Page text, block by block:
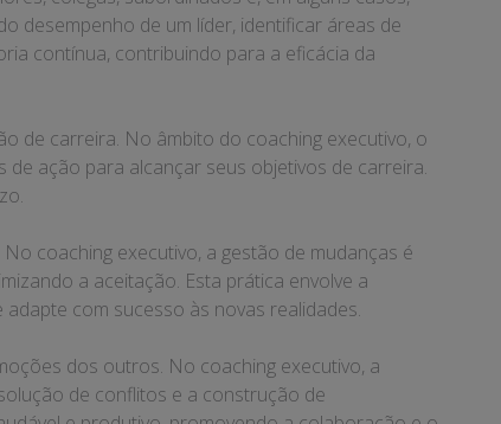
desempenho de um líder, identificar áreas de
contínua, contribuindo para a eficácia da
de carreira. No âmbito do coaching executivo, o
ação para alcançar seus objetivos de carreira.
coaching executivo, a gestão de mudanças é
a aceitação. Esta prática envolve a
com sucesso às novas realidades.
dos outros. No coaching executivo, a
de conflitos e a construção de